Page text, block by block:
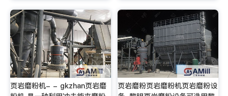
页岩磨粉机- - gkzhan页岩磨
页岩磨粉页岩磨粉机页岩磨粉设